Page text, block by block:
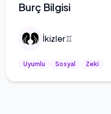
Burç Bilgisi
İkizler♊
Uyumlu Sosyal Zeki